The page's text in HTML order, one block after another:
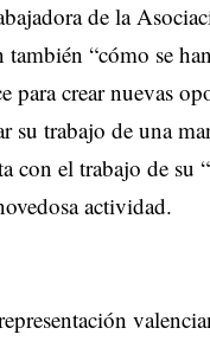
de la
también “cómo se
para crear nuevas
su trabajo de una
con el trabajo de
actividad.